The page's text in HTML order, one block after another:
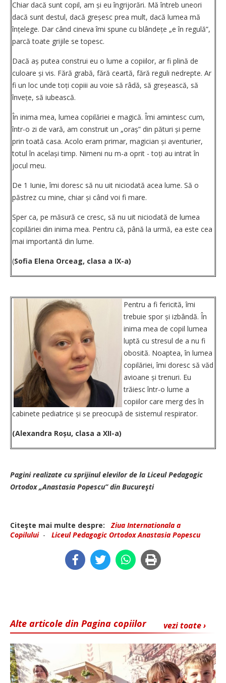
Chiar dacă sunt copil, am și eu îngrijorări. Mă întreb uneori
dacă sunt destul, dacă greșesc prea mult, dacă lumea mă
înțelege. Dar când cineva îmi spune cu blândețe „e în regulă”,
parcă toate grijile se topesc.
Dacă aș putea construi eu o lume a copiilor, ar fi plină de
culoare și vis. Fără grabă, fără ceartă, fără reguli nedrepte. Ar
fi un loc unde toți copiii au voie să râdă, să greșească, să
învețe, să ­iubească.
În inima mea, lumea copilăriei e magică. Îmi amintesc cum,
într-o zi de vară, am construit un „oraș” din pături și perne
prin toată casa. Acolo eram primar, magician și aventurier,
totul în același timp. Nimeni nu m-a oprit - toți au intrat în
jocul meu.
De 1 Iunie, îmi doresc să nu uit niciodată acea lume. Să o
păstrez cu mine, chiar și când voi fi mare.
Sper ca, pe măsură ce cresc, să nu uit niciodată de lumea
copilăriei din inima mea. Pentru că, până la urmă, ea este cea
mai importantă din lume.
(Sofia Elena Orceag, clasa a IX-a)
Pentru a fi fericită, îmi
trebuie spor și izbândă. În
inima mea de copil lumea
luptă cu stresul de a nu fi
obosită. Noaptea, în lumea
copilăriei, îmi doresc să văd
avioane și trenuri. Eu
trăiesc într-o lume a
copiilor care merg des în
cabinete pediatrice și se preocupă de sistemul respirator.
(Alexandra Roșu, clasa a XII-a)
Pagini realizate cu sprijinul elevilor de la Liceul Pedagogic
Ortodox „Anastasia Popescu” din Bucureşti
Citeşte mai multe despre:
Ziua Internationala a
Copilului- Liceul Pedagogic Ortodox Anastasia Popescu
vezi toate ›
Alte articole din Pagina copiilor